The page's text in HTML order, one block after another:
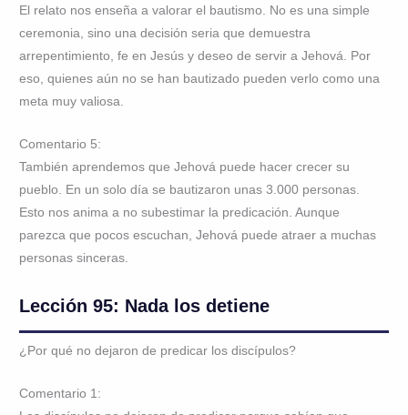
El relato nos enseña a valorar el bautismo. No es una simple
ceremonia, sino una decisión seria que demuestra
arrepentimiento, fe en Jesús y deseo de servir a Jehová. Por
eso, quienes aún no se han bautizado pueden verlo como una
meta muy valiosa.
Comentario 5:
También aprendemos que Jehová puede hacer crecer su
pueblo. En un solo día se bautizaron unas 3.000 personas.
Esto nos anima a no subestimar la predicación. Aunque
parezca que pocos escuchan, Jehová puede atraer a muchas
personas sinceras.
Lección 95: Nada los detiene
¿Por qué no dejaron de predicar los discípulos?
Comentario 1: